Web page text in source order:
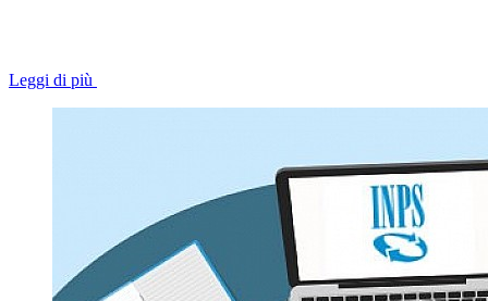
Leggi di più